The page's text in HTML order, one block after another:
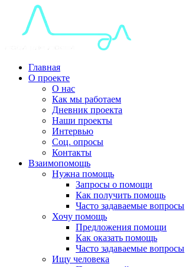
Главная
О проекте
О нас
Как мы работаем
Дневник проекта
Наши проекты
Интервью
Соц. опросы
Контакты
Взаимопомощь
Нужна помощь
Запросы о помощи
Как получить помощь
Часто задаваемые вопросы
Хочу помощь
Предложения помощи
Как оказать помощь
Часто задаваемые вопросы
Ищу человека